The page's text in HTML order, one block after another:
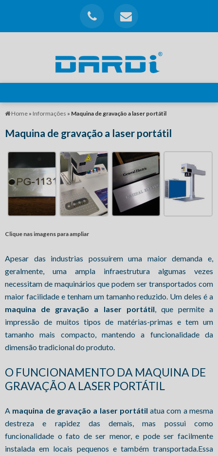
Home » Informações » Maquina de gravação a laser portátil
Maquina de gravação a laser portátil
Clique nas imagens para ampliar
Apesar das industrias possuírem uma maior demanda e,
geralmente, uma ampla infraestrutura algumas vezes
necessitam de maquinários que podem ser transportados com
maior facilidade e tenham um tamanho reduzido. Um deles é a
maquina de gravação a laser portátil, que permite a
impressão de muitos tipos de matérias-primas e tem um
tamanho mais compacto, mantendo a funcionalidade da
dimensão tradicional do produto.
O FUNCIONAMENTO DA MAQUINA DE
GRAVAÇÃO A LASER PORTÁTIL
A maquina de gravação a laser portátil atua com a mesma
destreza e rapidez das demais, mas possui como
funcionalidade o fato de ser menor, e pode ser facilmente
instalada em locais pequenos e também transportada.Essa